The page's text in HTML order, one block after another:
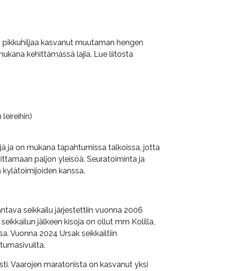
kasvanut muutaman hengen
kehittämässä lajia. Lue liitosta
ja on mukana tapahtumissa talkoissa, jotta
paljon yleisöä. Seuratoiminta ja
kanssa.
seikkailu järjestettiin vuonna 2006
jälkeen kisoja on ollut mm Kolilla,
Vuonna 2024 Ursak seikkailtiin
Vaarojen maratonista on kasvanut yksi